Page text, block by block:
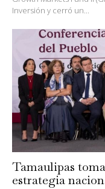
Inversión y cerró un...
Tamaulipas
estrategia